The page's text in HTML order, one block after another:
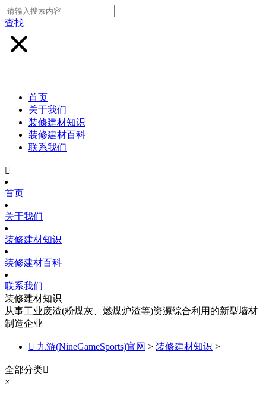
查找
首页
关于我们
装修建材知识
装修建材百科
联系我们

首页
关于我们
装修建材知识
装修建材百科
联系我们
装修建材知识
从事工业废渣(粉煤灰、燃煤炉渣等)资源综合利用的新型墙材
制造企业
 九游(NineGameSports)官网 > 装修建材知识 >
全部分类
×